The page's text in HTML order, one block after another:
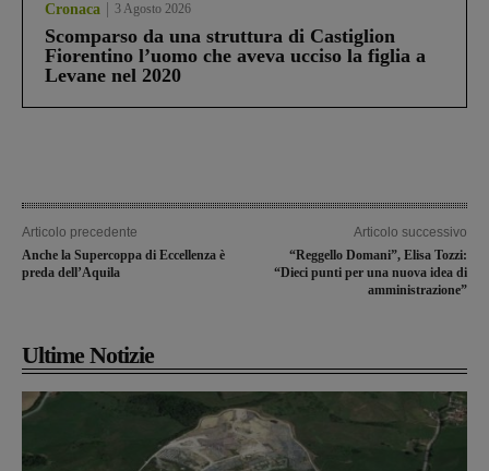
Cronaca 3 Agosto 2026
Scomparso da una struttura di Castiglion
Fiorentino l’uomo che aveva ucciso la figlia a
Levane nel 2020
Articolo precedente
Anche la Supercoppa di Eccellenza è
preda dell’Aquila
Articolo successivo
“Reggello Domani”, Elisa Tozzi:
“Dieci punti per una nuova idea di
amministrazione”
Ultime Notizie